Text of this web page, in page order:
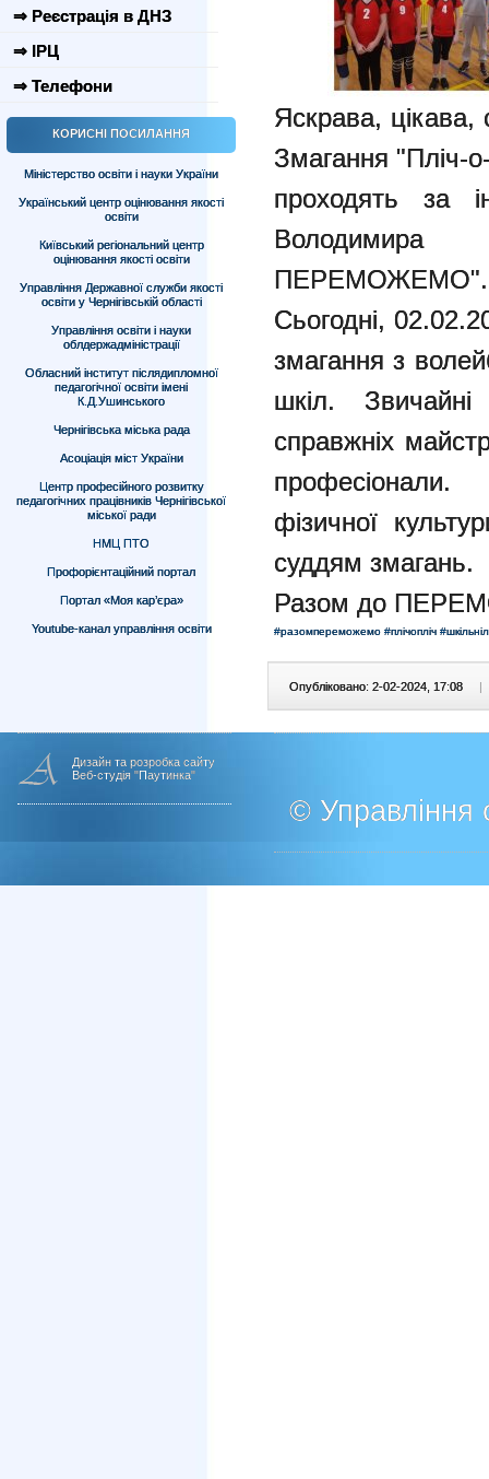
⇒ Реєстрація в ДНЗ
⇒ ІРЦ
⇒ Телефони
КОРИСНІ ПОСИЛАННЯ
Міністерство освіти і науки України
Український центр оцінювання якості
освіти
Київський регіональний центр
оцінювання якості освіти
Управління Державної служби якості
освіти у Чернігівській області
Управління освіти і науки
облдержадміністрації
Обласний інститут післядипломної
педагогічної освіти імені
К.Д.Ушинського
Чернігівська міська рада
Асоціація міст України
Центр професійного розвитку
педагогічних працівників Чернігівської
міської ради
НМЦ ПТО
Профорієнтаційний портал
Портал «Моя кар’єра»
Youtube-канал управління освіти
Яскрава, цікава,
Змагання "Пліч-о-
проходять за
ПЕРЕМОЖЕМО".
Сьогодні,
змагання з
шкіл.
справжніх
фізичної
суддям змагань.
Разом до
#разомпереможемо #плічопліч
Опубліковано: 2-02-2024, 17:08 |
Дизайн та розробка сайту
Веб-студія "Паутинка"
© Управління